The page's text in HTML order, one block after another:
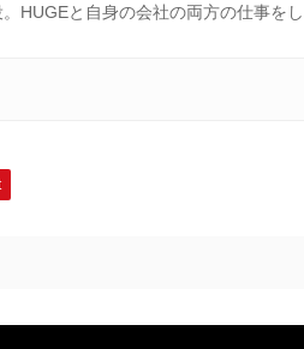
HUGEと自身の会社の両方の仕事を